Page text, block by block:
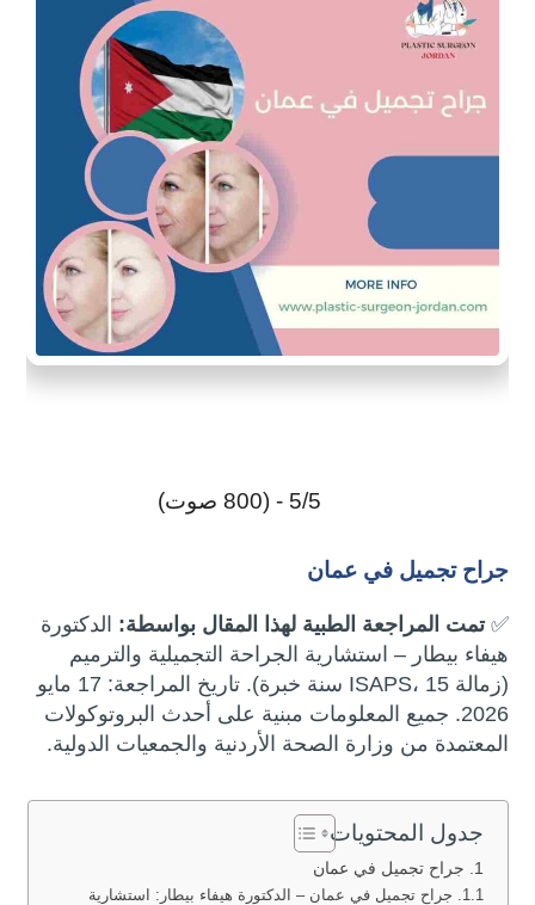
5/5 - (800 صوت)
جراح تجميل في عمان
✅تمت المراجعة الطبية لهذا المقال بواسطة: الدكتورة
هيفاء بيطار – استشارية الجراحة التجميلية والترميم
(زمالة ISAPS، 15 سنة خبرة). تاريخ المراجعة: 17 مايو
2026. جميع المعلومات مبنية على أحدث البروتوكولات
المعتمدة من وزارة الصحة الأردنية والجمعيات الدولية.
جدول المحتويات
جراح تجميل في عمان
جراح تجميل في عمان – الدكتورة هيفاء بيطار: استشارية